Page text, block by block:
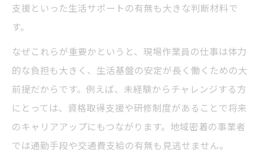
支援といった生活サポートの有無も大きな判断材料で
す。
なぜこれらが重要かというと、現場作業員の仕事は体力
的な負担も大きく、生活基盤の安定が長く働くための大
前提だからです。例えば、未経験からチャレンジする方
にとっては、資格取得支援や研修制度があることで将来
のキャリアアップにもつながります。地域密着の事業者
では通勤手段や交通費支給の有無も見逃せません。